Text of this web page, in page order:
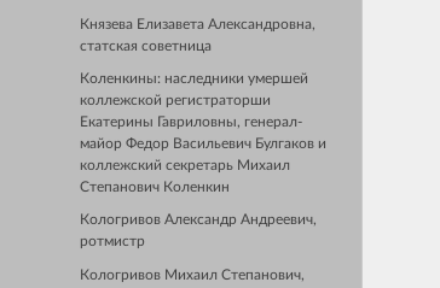
Князева Елизавета Александровна,
статская советница
Коленкины: наследники умершей
коллежской регистраторши
Екатерины Гавриловны, генерал-
майор Федор Васильевич Булгаков и
коллежский секретарь Михаил
Степанович Коленкин
Кологривов Александр Андреевич,
ротмистр
Кологривов Михаил Степанович,